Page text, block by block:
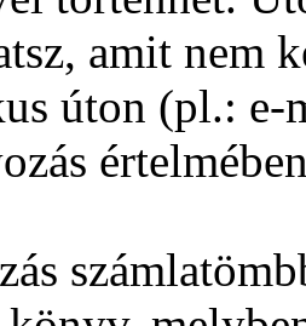
amit nem
úton (pl.: e-